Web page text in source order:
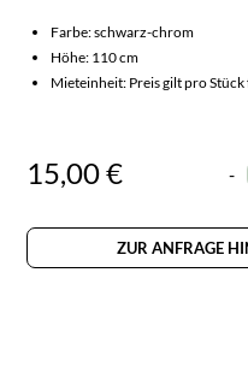
Farbe: schwarz-chrom
Höhe: 110 cm
Mieteinheit: Preis gilt pro Stück
15,00 € -
ZUR ANFRAGE